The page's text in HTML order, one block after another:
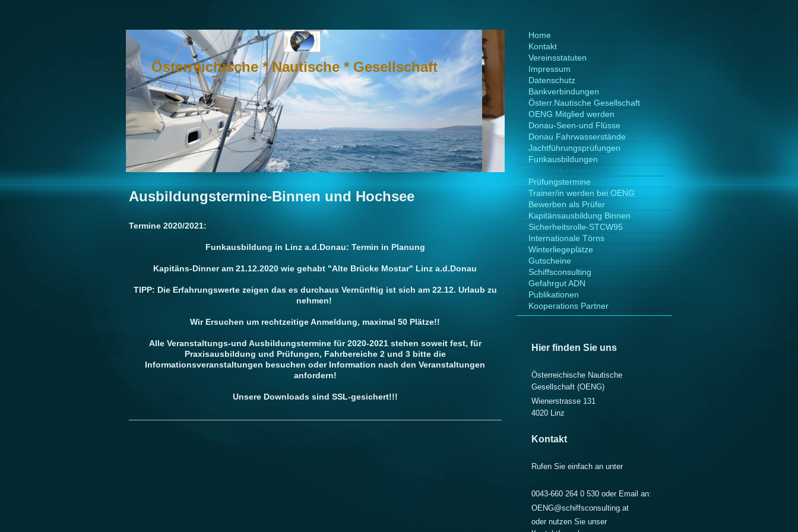
Österreichische * Nautische * Gesellschaft
Ausbildungstermine-Binnen und Hochsee
Termine 2020/2021:
Funkausbildung in Linz a.d.Donau: Termin in Planung
Kapitäns-Dinner am 21.12.2020 wie gehabt "Alte Brücke Mostar" Linz a.d.Donau
TIPP: Die Erfahrungswerte zeigen das es durchaus Vernünftig ist sich am 22.12. Urlaub zu
nehmen!
Wir Ersuchen um rechtzeitige Anmeldung, maximal 50 Plätze!!
Alle Veranstaltungs-und Ausbildungstermine für 2020-2021 stehen soweit fest, für
Praxisausbildung und Prüfungen, Fahrbereiche 2 und 3 bitte die
Informationsveranstaltungen besuchen oder Information nach den Veranstaltungen
anfordern!
Unsere Downloads sind SSL-gesichert!!!
Home
Kontakt
Vereinsstatuten
Impressum
Datenschutz
Bankverbindungen
Österr.Nautische Gesellschaft
OENG Mitglied werden
Donau-Seen-und Flüsse
Donau Fahrwasserstände
Jachtführungsprüfungen
Funkausbildungen
Ausbildungstermine
Prüfungstermine
Trainer/in werden bei OENG
Bewerben als Prüfer
Kapitänsausbildung Binnen
Sicherheitsrolle-STCW95
Internationale Törns
Winterliegeplätze
Gutscheine
Schiffsconsulting
Gefahrgut ADN
Publikationen
Kooperations Partner
Hier finden Sie uns
Österreichische Nautische
Gesellschaft (OENG)
Wienerstrasse 131
4020 Linz
Kontakt
Rufen Sie einfach an unter
0043-660 264 0 530 oder Email an:
OENG@schiffsconsulting.at
oder nutzen Sie unser